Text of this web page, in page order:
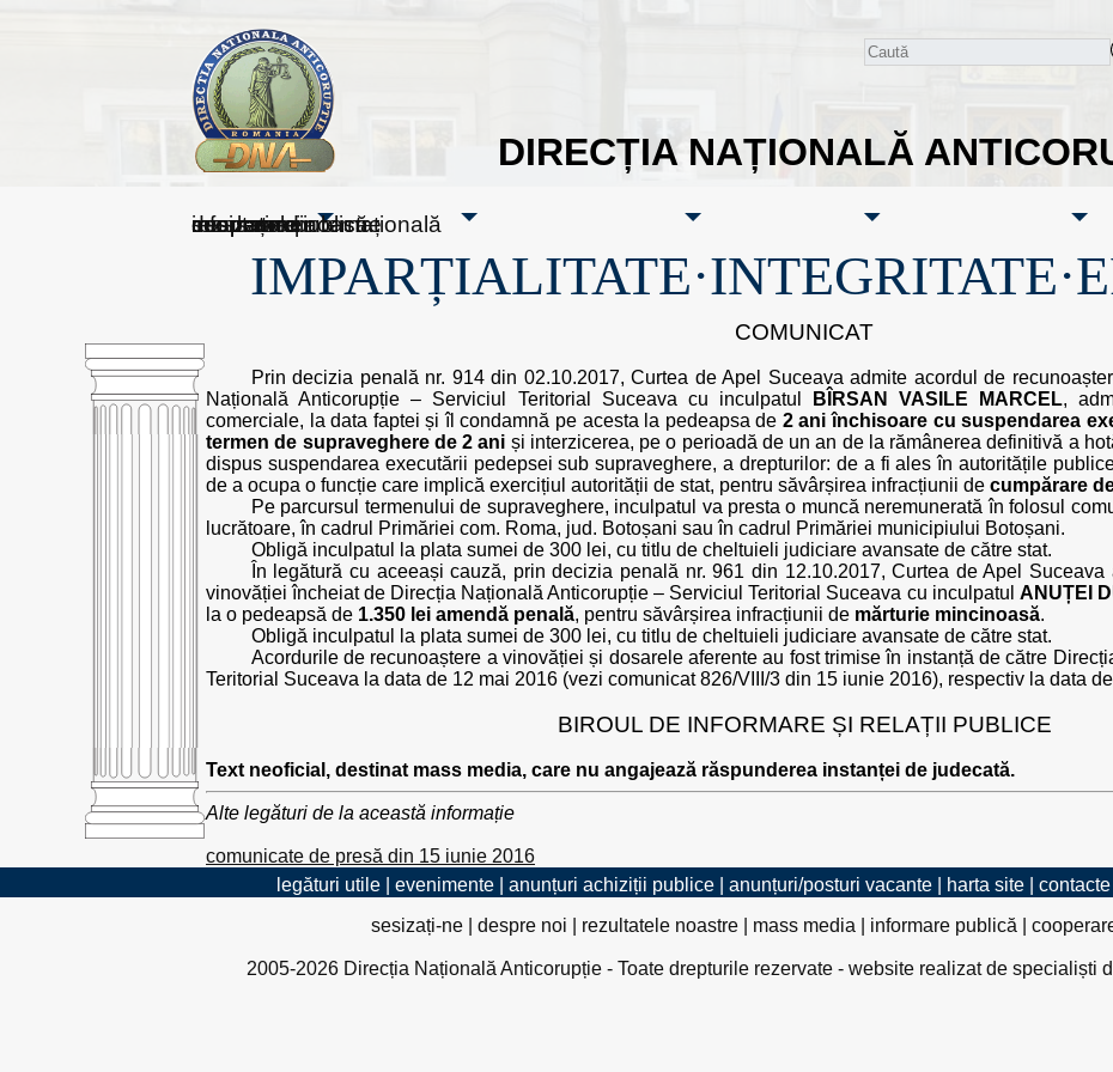
DIRECȚIA NAȚIONALĂ
sesizați-ne
despre noi
rezultatele noastre
mass media
informare publică
cooperare internațională
COMUNICAT
Prin decizia penală nr. 914 din 02.10.2017, Curtea de Apel Suceava admite acordul de
Națională Anticorupție – Serviciul Teritorial Suceava cu inculpatul
BÎRSAN VASILE MARCEL,
comerciale, la data faptei și îl condamnă pe acesta la pedeapsa de 2 ani închisoare cu suspendarea
termen de supraveghere de 2 ani și interzicerea, pe o perioadă de un an de la rămânerea definitivă a
dispus suspendarea executării pedepsei sub supraveghere, a drepturilor: de a fi ales în autoritățile
de a ocupa o funcție care implică exercițiul autorității de stat, pentru săvârșirea infracțiunii de cumpărare
Pe parcursul termenului de supraveghere, inculpatul va presta o muncă neremunerată în folosul
lucrătoare, în cadrul Primăriei com. Roma, jud. Botoșani sau în cadrul Primăriei municipiului Botoșani.
Obligă inculpatul la plata sumei de 300 lei, cu titlu de cheltuieli judiciare avansate de către stat.
În legătură cu aceeași cauză, prin decizia penală nr. 961 din 12.10.2017, Curtea de Apel
vinovăției încheiat de Direcția Națională Anticorupție – Serviciul Teritorial Suceava cu inculpatul ANUȚEI
la o pedeapsă de 1.350 lei amendă penală, pentru săvârșirea infracțiunii de mărturie mincinoasă.
Obligă inculpatul la plata sumei de 300 lei, cu titlu de cheltuieli judiciare avansate de către stat.
Acordurile de recunoaștere a vinovăției și dosarele aferente au fost trimise în instanță de către
Teritorial Suceava la data de 12 mai 2016 (vezi comunicat 826/VIII/3 din 15 iunie 2016), respectiv la data
BIROUL DE INFORMARE ȘI RELAȚII PUBLICE
Text neoficial, destinat mass media, care nu angajează răspunderea instanței de judecată.
Alte legături de la această informație
comunicate de presă din 15 iunie 2016
legături utile| evenimente| anunțuri achiziții publice| anunțuri/posturi vacante| harta site| contacte|
sesizați-ne| despre noi rezultatele noastre| mass media informare publică
2005-2026 Direcția Națională Anticorupție - Toate drepturile rezervate - website realizat de specialiști